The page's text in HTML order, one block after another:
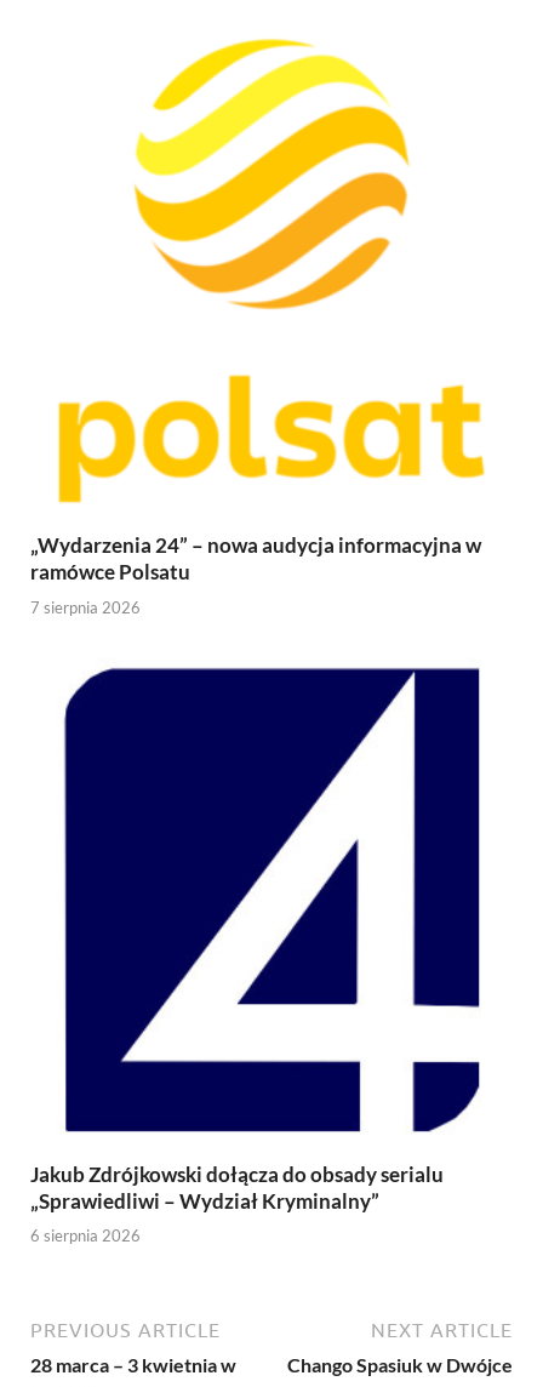
„Wydarzenia 24” – nowa audycja informacyjna w
ramówce Polsatu
7 sierpnia 2026
Jakub Zdrójkowski dołącza do obsady serialu
„Sprawiedliwi – Wydział Kryminalny”
6 sierpnia 2026
PREVIOUS ARTICLE
28 marca – 3 kwietnia w
NEXT ARTICLE
Chango Spasiuk w Dwójce